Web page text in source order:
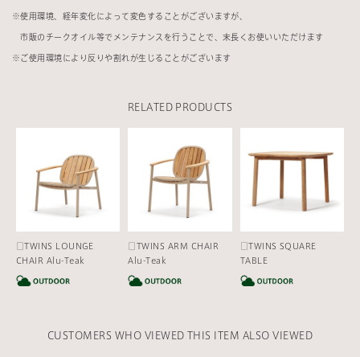
※使用環境、経年変化によって変色することがございますが、
市販のチークオイル等でメンテナンスを行うことで、末長くお使いいただけます
※ ご使用環境により反りや割れが生じることがございます
RELATED PRODUCTS
□TWINS LOUNGE
CHAIR Alu-Teak
CATEGORY
□TWINS ARM CHAIR
Alu-Teak
CATEGORY
□TWINS SQUARE
TABLE
CUSTOMERS WHO VIEWED THIS ITEM ALSO VIEWED